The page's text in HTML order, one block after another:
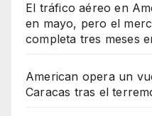
El tráfico aéreo en
en mayo, pero el
completa tres meses
American opera un
Caracas tras el